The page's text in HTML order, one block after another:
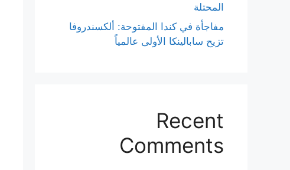
المحتلة
مفاجأة في كندا المفتوحة: ألكسندروفا
تزيح سابالينكا الأولى عالمياً
Recent
Comments